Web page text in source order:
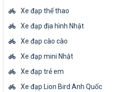
Xe đạp thể thao
Xe đạp địa hình Nhật
Xe đạp cào cào
Xe đạp mini Nhật
Xe đạp trẻ em
Xe đạp Lion Bird Anh Quốc